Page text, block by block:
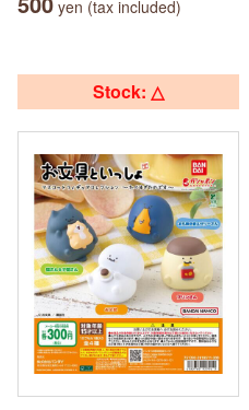
yen (tax included)
Stock: △